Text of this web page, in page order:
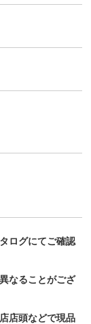
ログにてご確認
なることがござ
店頭などで現品